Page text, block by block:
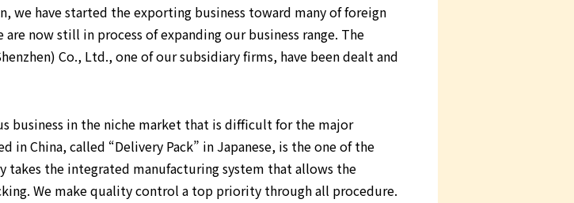
we have started the exporting business toward many of foreign
now still in process of expanding our business range. The
Co., Ltd., one of our subsidiary firms, have been dealt and
business in the niche market that is difficult for the major
in China, called “Delivery Pack” in Japanese, is the one of the
the integrated manufacturing system that allows the
We make quality control a top priority through all procedure.